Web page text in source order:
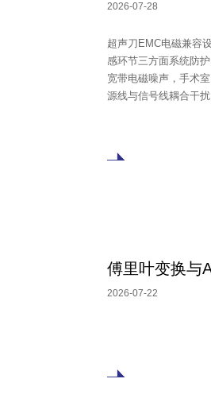
2026-07-28
超声刀EMC电磁兼容
感环节三方面系统防
宽带电磁噪声，手术
源线与信号线耦合干
2026-07-22